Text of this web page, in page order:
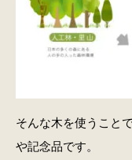
そんな木を使うこと
や記念品です。